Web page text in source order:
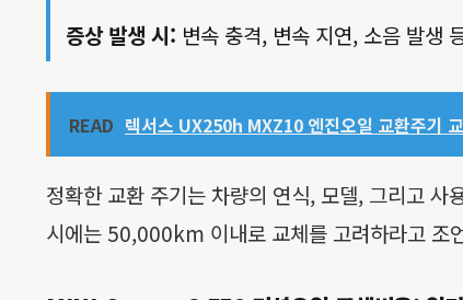
증상 발생 시: 변속 충격, 변속 지연, 소음 발생
READ 렉서스 UX250h MXZ10 엔진오일 교환주기
정확한 교환 주기는 차량의 연식, 모델, 그리고
시에는 50,000km 이내로 교체를 고려하라고 조